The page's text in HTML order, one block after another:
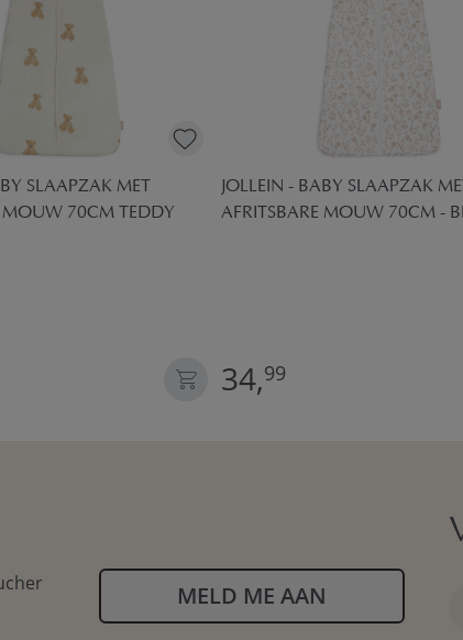
SLAAPZAK MET
MOUW 70CM TEDDY
JOLLEIN - BABY SLAAPZAK MET
AFRITSBARE MOUW 70CM -
34,99
MELD ME AAN